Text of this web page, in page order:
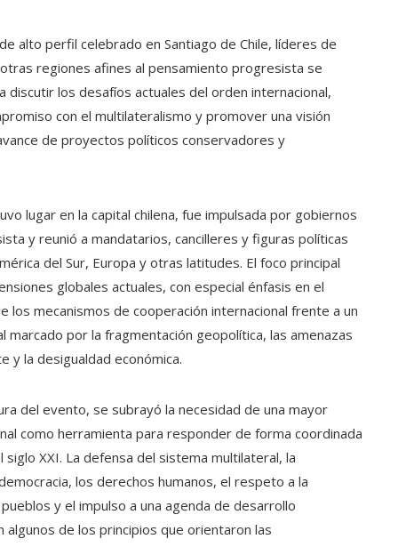
alto perfil celebrado en Santiago de Chile, líderes de
regiones afines al pensamiento progresista se
discutir los desafíos actuales del orden internacional,
con el multilateralismo y promover una visión
de proyectos políticos conservadores y
lugar en la capital chilena, fue impulsada por gobiernos
y reunió a mandatarios, cancilleres y figuras políticas
del Sur, Europa y otras latitudes. El foco principal
globales actuales, con especial énfasis en el
los mecanismos de cooperación internacional frente a un
marcado por la fragmentación geopolítica, las amenazas
y la desigualdad económica.
del evento, se subrayó la necesidad de una mayor
como herramienta para responder de forma coordinada
siglo XXI. La defensa del sistema multilateral, la
los derechos humanos, el respeto a la
y el impulso a una agenda de desarrollo
algunos de los principios que orientaron las